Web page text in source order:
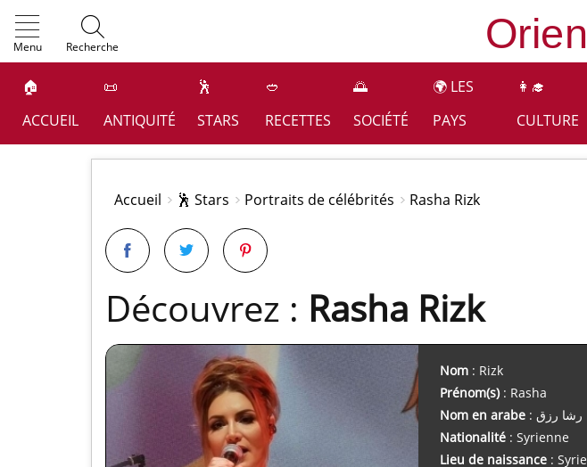
Menu Recherche
🏠
ACCUEIL
📜
ANTIQUITÉ
🕺
STARS
🥙
RECETTES
🌅
SOCIÉTÉ
🌍 LES
PAYS
👩‍🎓
CULTURE
Accueil 🕺 Stars Portraits de célébrités Rasha Rizk
Découvrez : Rasha Rizk
Nom : Rizk
Prénom(s): Rasha
Nom en arabe
: رشا رزق
Nationalité : Syrienne
Lieu de naissance : Syrie